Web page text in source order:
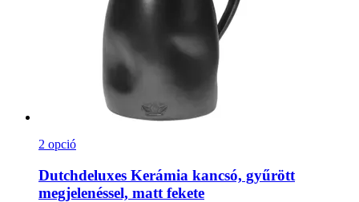
2 opció
Dutchdeluxes Kerámia kancsó, gyűrött
megjelenéssel, matt fekete